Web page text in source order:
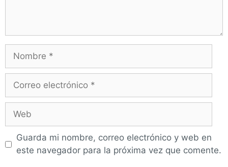
Guarda mi nombre, correo electrónico y web en
este navegador para la próxima vez que comente.